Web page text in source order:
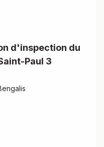
d'inspection du
Paul 3